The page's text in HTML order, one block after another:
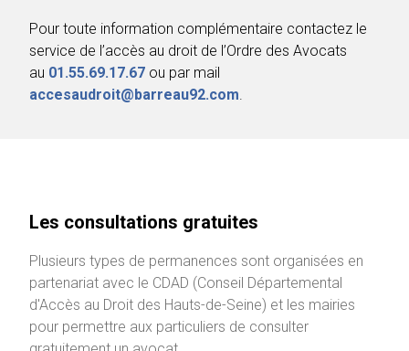
Pour toute information complémentaire contactez le
service de l’accès au droit de l’Ordre des Avocats
au 01.55.69.17.67 ou par mail
accesaudroit@barreau92.com.
Les consultations gratuites
Plusieurs types de permanences sont organisées en
partenariat avec le CDAD (Conseil Départemental
d'Accès au Droit des Hauts-de-Seine) et les mairies
pour permettre aux particuliers de consulter